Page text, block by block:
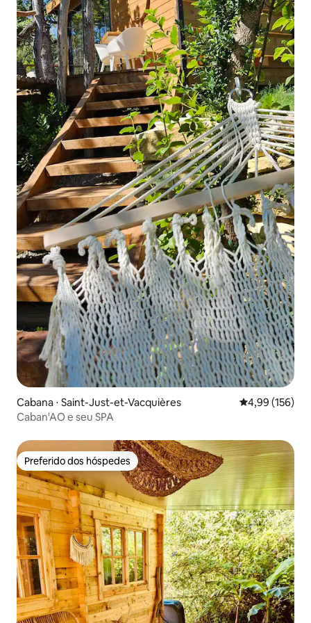
Cabana ⋅ Saint-Just-et-Vacquières 4,99 de uma
4,99 (156)
Caban'AO e seu SPA
Preferido dos hóspedes
Preferido dos hóspedes